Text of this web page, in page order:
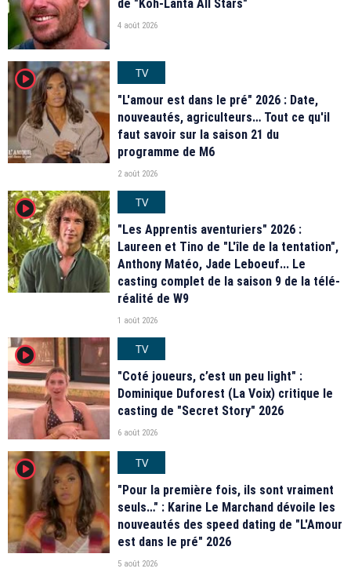
de "Koh-Lanta All Stars"
4 août 2026
player2
TV
"L'amour est dans le pré" 2026 : Date,
nouveautés, agriculteurs… Tout ce qu'il
faut savoir sur la saison 21 du
programme de M6
2 août 2026
player2
TV
"Les Apprentis aventuriers" 2026 :
Laureen et Tino de "L'île de la tentation",
Anthony Matéo, Jade Leboeuf... Le
casting complet de la saison 9 de la télé-
réalité de W9
1 août 2026
player2
TV
"Coté joueurs, c’est un peu light" :
Dominique Duforest (La Voix) critique le
casting de "Secret Story" 2026
6 août 2026
player2
TV
"Pour la première fois, ils sont vraiment
seuls…" : Karine Le Marchand dévoile les
nouveautés des speed dating de "L'Amour
est dans le pré" 2026
5 août 2026